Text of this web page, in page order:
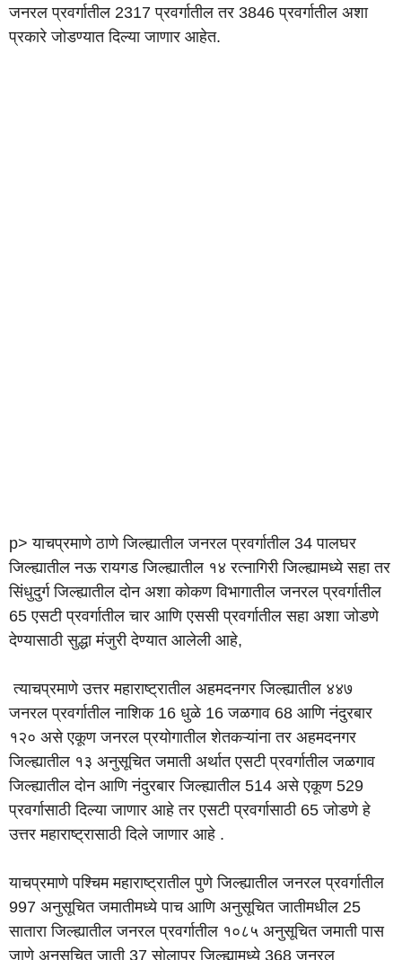
जनरल प्रवर्गातील 2317 प्रवर्गातील तर 3846 प्रवर्गातील अशा
प्रकारे जोडण्यात दिल्या जाणार आहेत.
p> याचप्रमाणे ठाणे जिल्ह्यातील जनरल प्रवर्गातील 34 पालघर
जिल्ह्यातील नऊ रायगड जिल्ह्यातील १४ रत्नागिरी जिल्ह्यामध्ये सहा तर
सिंधुदुर्ग जिल्ह्यातील दोन अशा कोकण विभागातील जनरल प्रवर्गातील
65 एसटी प्रवर्गातील चार आणि एससी प्रवर्गातील सहा अशा जोडणे
देण्यासाठी सुद्धा मंजुरी देण्यात आलेली आहे,
त्याचप्रमाणे उत्तर महाराष्ट्रातील अहमदनगर जिल्ह्यातील ४४७
जनरल प्रवर्गातील नाशिक 16 धुळे 16 जळगाव 68 आणि नंदुरबार
१२० असे एकूण जनरल प्रयोगातील शेतकऱ्यांना तर अहमदनगर
जिल्ह्यातील १३ अनुसूचित जमाती अर्थात एसटी प्रवर्गातील जळगाव
जिल्ह्यातील दोन आणि नंदुरबार जिल्ह्यातील 514 असे एकूण 529
प्रवर्गासाठी दिल्या जाणार आहे तर एसटी प्रवर्गासाठी 65 जोडणे हे
उत्तर महाराष्ट्रासाठी दिले जाणार आहे .
याचप्रमाणे पश्चिम महाराष्ट्रातील पुणे जिल्ह्यातील जनरल प्रवर्गातील
997 अनुसूचित जमातीमध्ये पाच आणि अनुसूचित जातीमधील 25
सातारा जिल्ह्यातील जनरल प्रवर्गातील १०८५ अनुसूचित जमाती पास
जाणे अनुसूचित जाती 37 सोलापूर जिल्ह्यामध्ये 368 जनरल